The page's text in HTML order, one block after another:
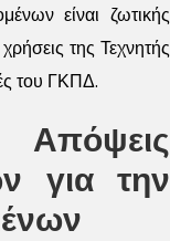
είναι ζωτικής
της Τεχνητής
του ΓΚΠΔ.
για την